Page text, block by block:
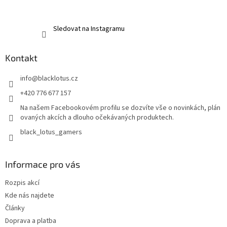
Sledovat na Instagramu
Kontakt
info@blacklotus.cz
+420 776 677 157
Na našem Facebookovém profilu se dozvíte vše o novinkách, plán
ovaných akcích a dlouho očekávaných produktech.
black_lotus_gamers
Informace pro vás
Rozpis akcí
Kde nás najdete
Články
Doprava a platba